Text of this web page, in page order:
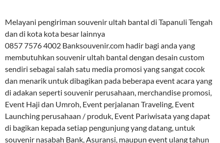
Melayani pengiriman souvenir ultah bantal di Tapanuli Tengah
dan di kota kota besar lainnya
0857 7576 4002 Banksouvenir.com hadir bagi anda yang
membutuhkan souvenir ultah bantal dengan desain custom
sendiri sebagai salah satu media promosi yang sangat cocok
dan menarik untuk dibagikan pada beberapa event acara yang
di adakan seperti souvenir perusahaan, merchandise promosi,
Event Haji dan Umroh, Event perjalanan Traveling, Event
Launching perusahaan / produk, Event Pariwisata yang dapat
di bagikan kepada setiap pengunjung yang datang, untuk
souvenir nasabah Bank, Asuransi, maupun event ulang tahun